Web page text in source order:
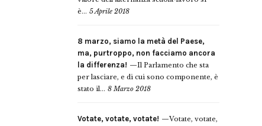
è... 5 Aprile 2018
8 marzo, siamo la metà del Paese,
ma, purtroppo, non facciamo ancora
la differenza!
Il Parlamento che sta
per lasciare, e di cui sono componente, è
stato il... 8 Marzo 2018
Votate, votate, votate!
Votate, votate,